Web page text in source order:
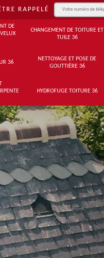
RAPPELÉ
DE
CHANGEMENT DE TOITURE ET
TUILE 36
36
NETTOYAGE ET POSE DE
GOUTTIÈRE 36
HYDROFUGE TOITURE 36